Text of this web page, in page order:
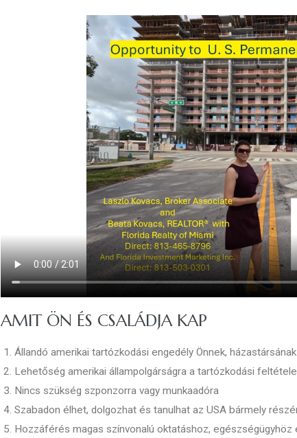
AMIT ÖN ÉS CSALÁDJA KAP
Állandó amerikai tartózkodási engedély Önnek,
Lehetőség amerikai állampolgárságra a tartózkodási
Nincs szükség szponzorra vagy munkaadóra
Szabadon élhet, dolgozhat és tanulhat az USA bármely
Hozzáférés magas színvonalú oktatáshoz,